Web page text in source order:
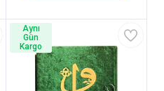
Aynı
Gün
Kargo